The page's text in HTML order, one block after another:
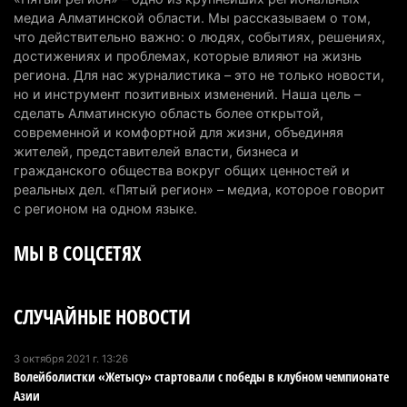
6 августа 2026 г. 10:47
Казахстанцы назвали доход, при котором не
считают себя бедными
6 августа 2026 г. 09:52 164
Пожар в Аксайском ущелье под Алматы
полностью ликвидирован спустя три дня
6 августа 2026 г. 08:51 238
в Алматинской области
Казахстан стал лидером Центральной Азии в
5 августа 2026 г. 13:55
Казахстан может начать выпуск экологичного
медиа Алматинской области. Мы рассказываем о том,
что действительно важно: о людях, событиях, решениях,
достижениях и проблемах, которые влияют на жизнь
региона. Для нас журналистика – это не только новости,
но и инструмент позитивных изменений. Наша цель –
сделать Алматинскую область более открытой,
современной и комфортной для жизни, объединяя
жителей, представителей власти, бизнеса и
гражданского общества вокруг общих ценностей и
реальных дел. «Пятый регион» – медиа, которое говорит
с регионом на одном языке.
МЫ В СОЦСЕТЯХ
СЛУЧАЙНЫЕ НОВОСТИ
3 октября 2021 г. 13:26
Волейболистки «Жетысу» стартовали с победы в клубном чемпионате
Азии